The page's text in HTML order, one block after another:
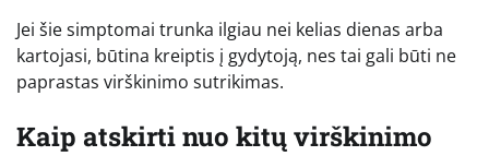
Jei šie simptomai trunka ilgiau nei kelias dienas arba
kartojasi, būtina kreiptis į gydytoją, nes tai gali būti ne
paprastas virškinimo sutrikimas.
Kaip atskirti nuo kitų virškinimo